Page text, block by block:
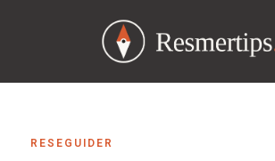
RESEGUIDER